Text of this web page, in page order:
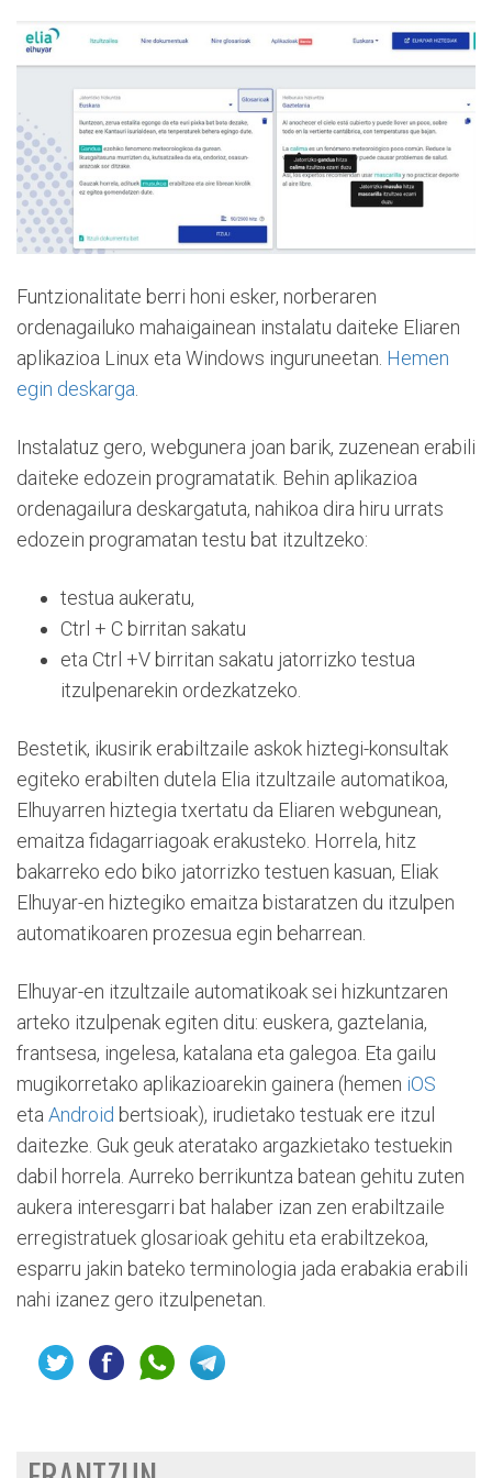
Funtzionalitate berri honi esker, norberaren
ordenagailuko mahaigainean instalatu daiteke Eliaren
aplikazioa Linux eta Windows inguruneetan. Hemen
egin deskarga
Instalatuz gero, webgunera joan barik, zuzenean erabili
daiteke edozein programatatik. Behin aplikazioa
ordenagailura deskargatuta, nahikoa dira hiru urrats
edozein programatan testu bat itzultzeko:
testua aukeratu,
Ctrl + C birritan sakatu
eta Ctrl +V birritan sakatu jatorrizko testua
itzulpenarekin ordezkatzeko.
Bestetik, ikusirik erabiltzaile askok hiztegi-konsultak
egiteko erabilten dutela Elia itzultzaile automatikoa,
Elhuyarren hiztegia txertatu da Eliaren webgunean,
emaitza fidagarriagoak erakusteko. Horrela, hitz
bakarreko edo biko jatorrizko testuen kasuan, Eliak
Elhuyar-en hiztegiko emaitza bistaratzen du itzulpen
automatikoaren prozesua egin beharrean.
Elhuyar-en itzultzaile automatikoak sei hizkuntzaren
arteko itzulpenak egiten ditu: euskera, gaztelania,
frantsesa, ingelesa, katalana eta galegoa. Eta gailu
mugikorretako aplikazioarekin gainera (hemen iOS
eta Android bertsioak), irudietako testuak ere itzul
daitezke. Guk geuk ateratako argazkietako testuekin
dabil horrela. Aurreko berrikuntza batean gehitu zuten
aukera interesgarri bat halaber izan zen erabiltzaile
erregistratuek glosarioak gehitu eta erabiltzekoa,
esparru jakin bateko terminologia jada erabakia erabili
nahi izanez gero itzulpenetan.